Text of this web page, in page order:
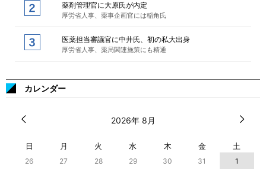
薬剤管理官に大原氏が内定
厚労省人事、薬事企画官には稲角氏
医薬担当審議官に中井氏、初の私大出身
厚労省人事、薬局関連施策にも精通
カレンダー
2026年 8月
日 月 火 水 木 金 土
26 27 28 29 30 31
1